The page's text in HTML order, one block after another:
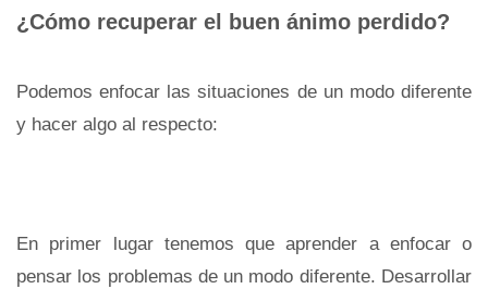
¿Cómo recuperar el buen ánimo perdido?
Podemos enfocar las situaciones de un modo diferente
y hacer algo al respecto:
En primer lugar tenemos que aprender a enfocar o
pensar los problemas de un modo diferente. Desarrollar